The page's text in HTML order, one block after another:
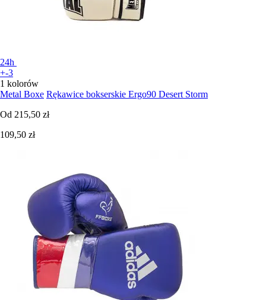
24h
+-3
1 kolorów
Metal Boxe Rękawice bokserskie Ergo90 Desert Storm
Od 215,50 zł
109,50 zł